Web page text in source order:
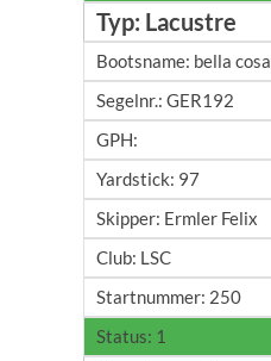
Lacustre
bella cosa
GER192
97
Ermler Felix
LSC
250
1